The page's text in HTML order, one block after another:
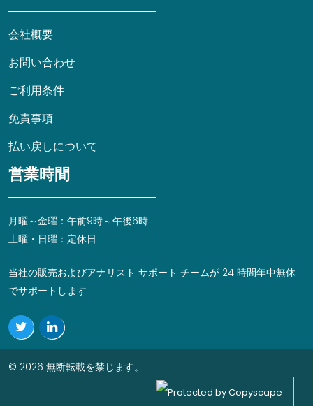
会社概要
お問い合わせ
ご利用条件
免責事項
払い戻しについて
営業時間
月曜～金曜：午前9時～午後6時
土曜・日曜：定休日
当社の販売およびアナリスト サポート チームが 24 時間年中無休
でサポートします
© 2026 無断転載を禁じます。